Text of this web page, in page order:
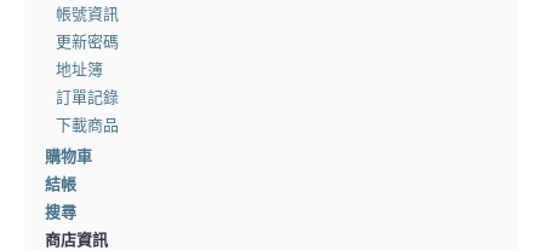
帳號資訊
更新密碼
地址簿
訂單記錄
下載商品
購物車
結帳
搜尋
商店資訊